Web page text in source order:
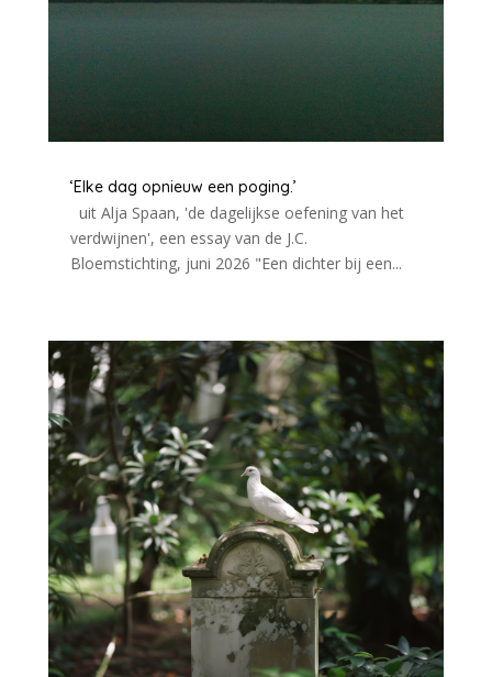
‘Elke dag opnieuw een poging.’
uit Alja Spaan, 'de dagelijkse oefening van het
verdwijnen', een essay van de J.C.
Bloemstichting, juni 2026 "Een dichter bij een...